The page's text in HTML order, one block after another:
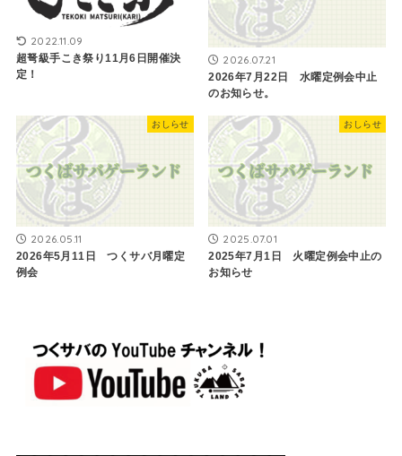
2022.11.09
超弩級手こき祭り11月6日開催決
定！
2026.07.21
2026年7月22日 水曜定例会中止
のお知らせ。
おしらせ
2026.05.11
2026年5月11日 つくサバ月曜定
例会
おしらせ
2025.07.01
2025年7月1日 火曜定例会中止の
お知らせ